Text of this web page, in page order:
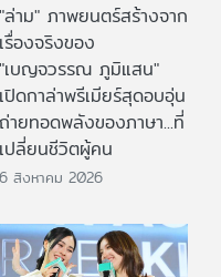
"ล่าม" ภาพยนตร์สร้างจาก
เรื่องจริงของ
"เบญจวรรณ ภูมิแสน"
เปิดกาล่าพรีเมียร์สุดอบอุ่น
ถ่ายทอดพลังของภาษา...ที่
เปลี่ยนชีวิตผู้คน
6 สิงหาคม 2026